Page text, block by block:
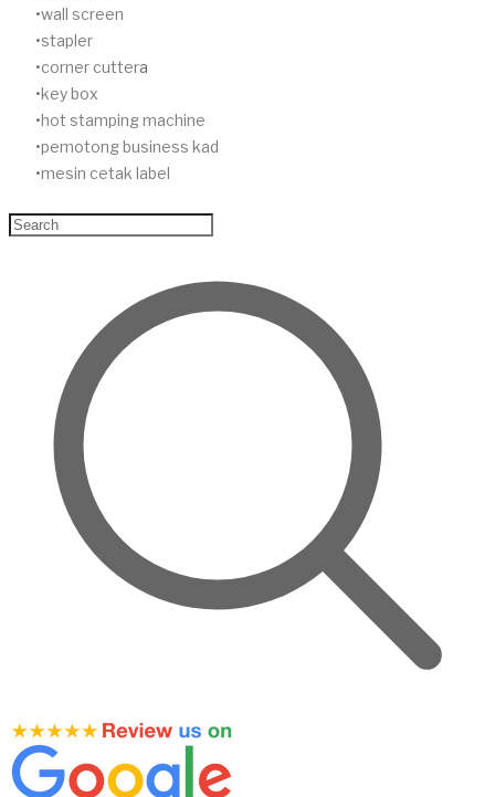
wall screen
stapler
corner cuttera
key box
hot stamping machine
pemotong business kad
mesin cetak label